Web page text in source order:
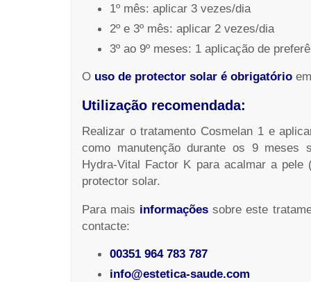
1º mês: aplicar 3 vezes/dia
2º e 3º mês: aplicar 2 vezes/dia
3º ao 9º meses: 1 aplicação de
O uso de protector solar é obrigatório
Utilização recomendada:
Realizar o tratamento Cosmelan 1 e
como manutenção durante os 9 meses
Hydra-Vital Factor K para acalmar a
protector solar.
Para mais informações sobre este
contacte:
00351 964 783 787
info@estetica-saude.com